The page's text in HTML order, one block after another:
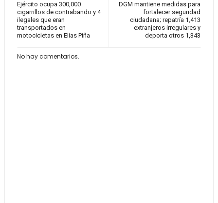
DGM mantiene medidas para
fortalecer seguridad
ciudadana; repatría 1,413
extranjeros irregulares y
deporta otros 1,343
Ejército ocupa 300,000
cigarrillos de contrabando y 4
ilegales que eran
transportados en
motocicletas en Elías Piña
No hay comentarios.